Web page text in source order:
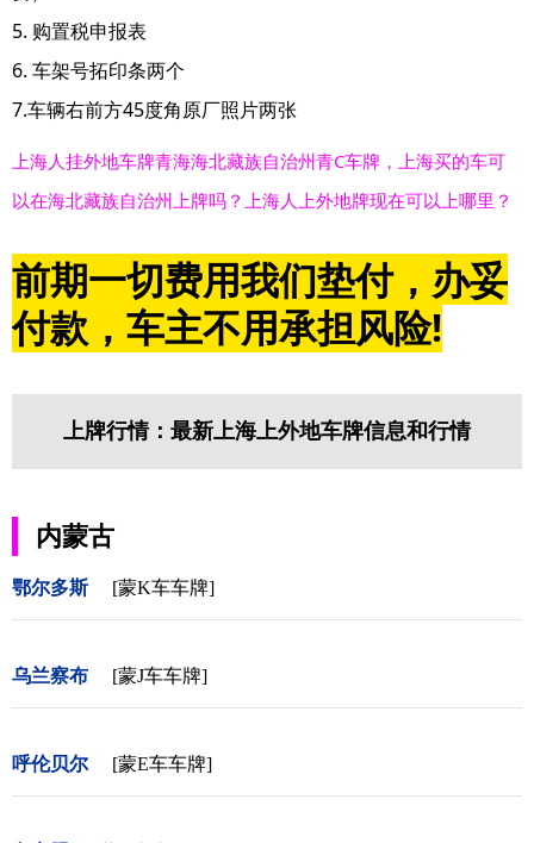
5. 购置税申报表
6. 车架号拓印条两个
7.车辆右前方45度角原厂照片两张
上海人挂外地车牌青海海北藏族自治州青C车牌，上海买的车可
以在海北藏族自治州上牌吗？上海人上外地牌现在可以上哪里？
前期一切费用我们垫付，办妥
付款，车主不用承担风险!
上牌行情：最新上海上外地车牌信息和行情
内蒙古
鄂尔多斯 [蒙K车车牌]
乌兰察布 [蒙J车车牌]
呼伦贝尔 [蒙E车车牌]